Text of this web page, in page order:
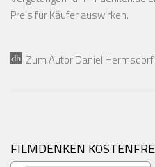
Preis für Käufer auswirken.
Zum Autor Daniel Hermsdorf
FILMDENKEN